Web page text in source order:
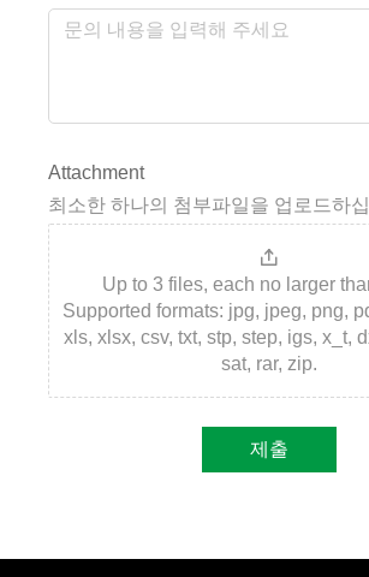
Attachment
최소한 하나의 첨부파일을 업로드하
Up to 3 files, each no larger
Supported formats: jpg, jpeg, png,
xls, xlsx, csv, txt, stp, step, igs, x_t,
sat, rar, zip.
제출